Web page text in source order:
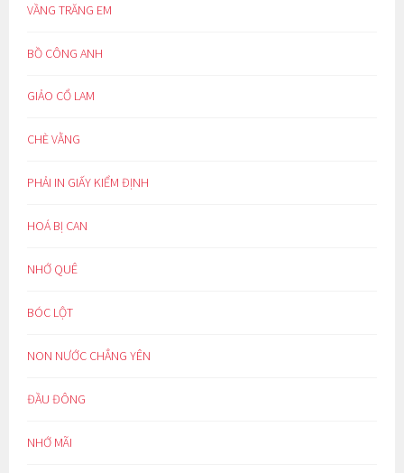
VẦNG TRĂNG EM
BỒ CÔNG ANH
GIẢO CỔ LAM
CHÈ VẰNG
PHẢI IN GIẤY KIỂM ĐỊNH
HOÁ BỊ CAN
NHỚ QUÊ
BÓC LỘT
NON NƯỚC CHẲNG YÊN
ĐẦU ĐÔNG
NHỚ MÃI